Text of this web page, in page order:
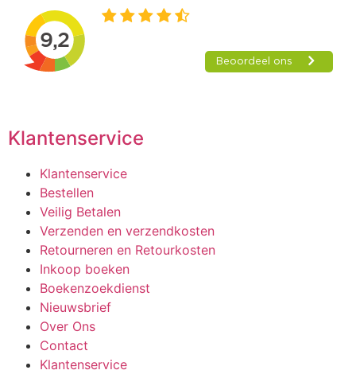
Klantenservice
Klantenservice
Bestellen
Veilig Betalen
Verzenden en verzendkosten
Retourneren en Retourkosten
Inkoop boeken
Boekenzoekdienst
Nieuwsbrief
Over Ons
Contact
Klantenservice